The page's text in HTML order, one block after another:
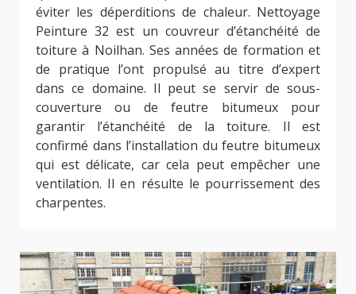
éviter les déperditions de chaleur. Nettoyage
Peinture 32 est un couvreur d’étanchéité de
toiture à Noilhan. Ses années de formation et
de pratique l’ont propulsé au titre d’expert
dans ce domaine. Il peut se servir de sous-
couverture ou de feutre bitumeux pour
garantir l’étanchéité de la toiture. Il est
confirmé dans l’installation du feutre bitumeux
qui est délicate, car cela peut empêcher une
ventilation. Il en résulte le pourrissement des
charpentes.